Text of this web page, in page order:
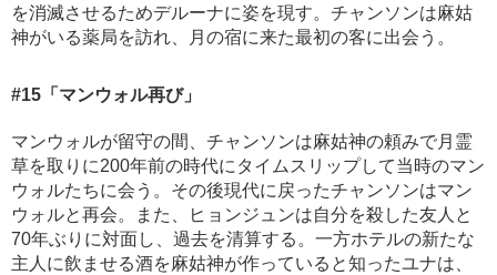
を消滅させるためデルーナに姿を現す。チャンソンは麻姑
神がいる薬局を訪れ、月の宿に来た最初の客に出会う。
#15 「マンウォル再び」
マンウォルが留守の間、チャンソンは麻姑神の頼みで月霊
草を取りに200年前の時代にタイムスリップして当時のマン
ウォルたちに会う。その後現代に戻ったチャンソンはマン
ウォルと再会。また、ヒョンジュンは自分を殺した友人と
70年ぶりに対面し、過去を清算する。一方ホテルの新たな
主人に飲ませる酒を麻姑神が作っていると知ったユナは、